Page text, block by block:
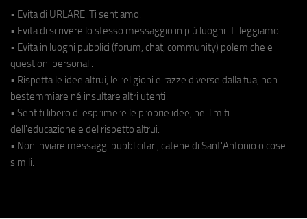
• Evita di URLARE. Ti sentiamo.
• Evita di scrivere lo stesso messaggio in più luoghi. Ti leggiamo.
• Evita in luoghi pubblici (forum, chat, community) polemiche e
questioni personali.
• Rispetta le idee altrui, le religioni e razze diverse dalla tua, non
bestemmiare né insultare altri utenti.
• Sentiti libero di esprimere le proprie idee, nei limiti
dell'educazione e del rispetto altrui.
• Non inviare messaggi pubblicitari, catene di Sant'Antonio o cose
simili.